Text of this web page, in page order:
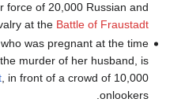
force of 20,000 Russian and
at the Battle of Fraustadt
, who was pregnant at the time
murder of her husband, is
, in front of a crowd of 10,000
onlookers.